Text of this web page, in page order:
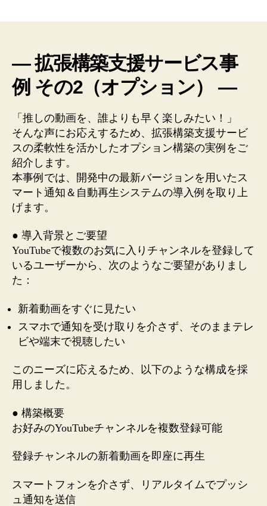
動
画”を
誰
よ
も
早
く
し
む！
ス
通
知
ス
へ
― 拡張構築支援サービス事
例 その2（オプション） ―
「推しの動画を、誰よりも早く楽しみたい！」
そんな声にお応えするため、拡張構築支援サービ
スの柔軟性を活かしたオプション構築の実例をご
紹介します。
本事例では、開発中の最新バージョンを用いたス
マート通知＆自動再生システムの導入例を取り上
げます。
● 導入背景とご要望
YouTubeで複数のお気に入りチャンネルを登録して
いるユーザーから、次のようなご要望がありまし
た：
新着動画をすぐに見たい
スマホで通知を受け取りを介さず、そのままテレ
ビや端末で視聴したい
このニーズに応えるため、以下のような構成を採
用しました。
● 構築概要
お好みのYouTubeチャンネルを複数登録可能
登録チャンネルの新着動画を即座に再生
スマートフォンを介さず、リアルタイムでプッシ
ュ通知を送信